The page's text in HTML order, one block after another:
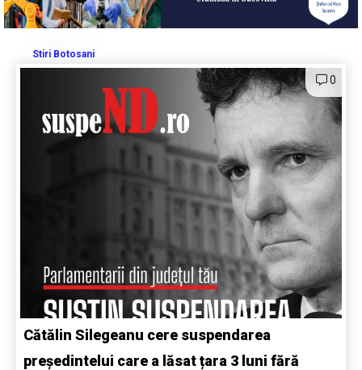
Stiri Botosani
0
Cătălin Silegeanu cere suspendarea
președintelui care a lăsat țara 3 luni fără